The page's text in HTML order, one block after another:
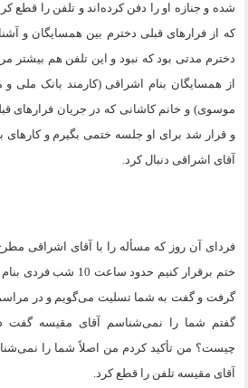
شده و جنازه او را دفن کرده‌اند و تلفن را قطع
که از فرارهای قبلی دخترم بین همسایگان و
دخترم مدتی بود که نبود و این تلفن هم بیشتر
از همسایگان بنام اشراقی (کارمند بانک ملی
موسوی) و خانم کاشانی که در جریان فرارهای
و قرار شد برای او جلسه ختمی بگیرم و کارهای
آقای اشراقی دنبال کرد.
فردای آن روز که مسأله را با آقای اشراقی
ختم برقرار کنیم حدود
گرفت و گفت به شما تسلیت می‌گویم و در
گفتم شما را نمی‌شناسم آقای مقیسه گفت
چیست؟ من تأکید کردم من اصلاً شما را
آقای مقیسه تلفن را قطع کرد.